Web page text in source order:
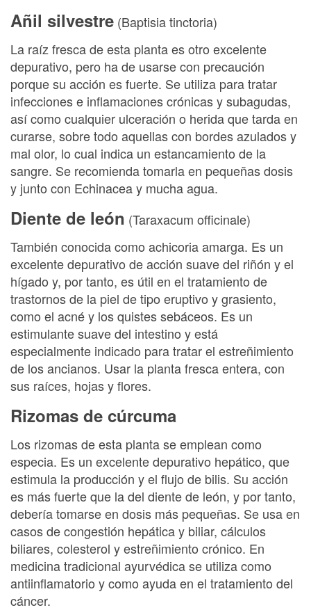
Añil silvestre (Baptisia tinctoria)
La raíz fresca de esta planta es otro excelente
depurativo, pero ha de usarse con precaución
porque su acción es fuerte. Se utiliza para tratar
infecciones e inflamaciones crónicas y subagudas,
así como cualquier ulceración o herida que tarda en
curarse, sobre todo aquellas con bordes azulados y
mal olor, lo cual indica un estancamiento de la
sangre. Se recomienda tomarla en pequeñas dosis
y junto con Echinacea y mucha agua.
Diente de león (Taraxacum officinale)
También conocida como achicoria amarga. Es un
excelente depurativo de acción suave del riñón y el
hígado y, por tanto, es útil en el tratamiento de
trastornos de la piel de tipo eruptivo y grasiento,
como el acné y los quistes sebáceos. Es un
estimulante suave del intestino y está
especialmente indicado para tratar el estreñimiento
de los ancianos. Usar la planta fresca entera, con
sus raíces, hojas y flores.
Rizomas de cúrcuma
Los rizomas de esta planta se emplean como
especia. Es un excelente depurativo hepático, que
estimula la producción y el flujo de bilis. Su acción
es más fuerte que la del diente de león, y por tanto,
debería tomarse en dosis más pequeñas. Se usa en
casos de congestión hepática y biliar, cálculos
biliares, colesterol y estreñimiento crónico. En
medicina tradicional ayurvédica se utiliza como
antiinflamatorio y como ayuda en el tratamiento del
cáncer.